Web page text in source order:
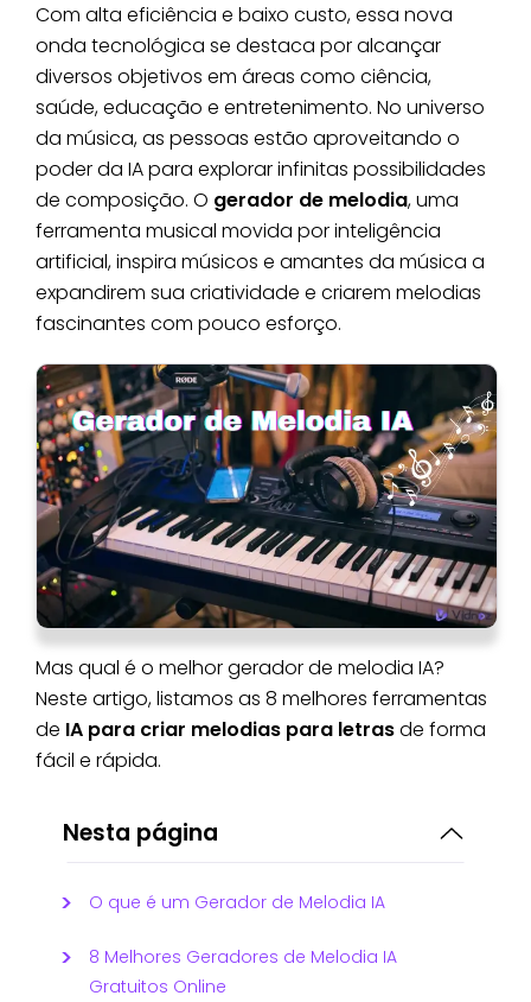
Com alta eficiência e baixo custo, essa nova
onda tecnológica se destaca por alcançar
diversos objetivos em áreas como ciência,
saúde, educação e entretenimento. No universo
da música, as pessoas estão aproveitando o
poder da IA para explorar infinitas possibilidades
de composição. O gerador de melodia, uma
ferramenta musical movida por inteligência
artificial, inspira músicos e amantes da música a
expandirem sua criatividade e criarem melodias
fascinantes com pouco esforço.
Mas qual é o melhor gerador de melodia IA?
Neste artigo, listamos as 8 melhores ferramentas
de IA para criar melodias para letrasde forma
fácil e rápida.
Nesta página
O que é um Gerador de Melodia IA
8 Melhores Geradores de Melodia IA
Gratuitos Online